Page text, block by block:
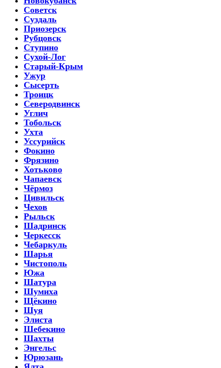
Советск
Суздаль
Приозерск
Рубцовск
Ступино
Сухой-Лог
Старый-Крым
Ужур
Сысерть
Троицк
Северодвинск
Углич
Тобольск
Ухта
Уссурийск
Фокино
Фрязино
Хотьково
Чапаевск
Чёрмоз
Цивильск
Чехов
Рыльск
Шадринск
Черкесск
Чебаркуль
Шарья
Чистополь
Южа
Шатура
Шумиха
Щёкино
Шуя
Элиста
Шебекино
Шахты
Энгельс
Юрюзань